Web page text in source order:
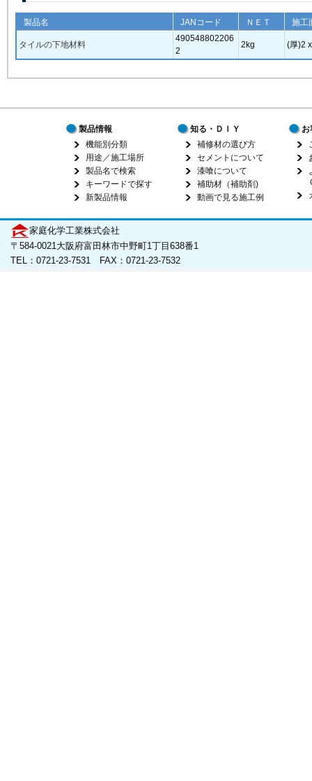
製品名 JANコード ＮＥＴ 施工
タイルの下地材料
490548802206
2
2kg (厚)2
製品情報
機能別分類
用途／施工場所
製品名で検索
キーワードで探す
新製品情報
知る・ＤＩＹ
補修材の選び方
セメントについて
漆喰について
補助材（補助剤)
動画で見る施工例
お
家庭化学工業株式会社
〒584-0021大阪府富田林市中野町1丁目638番1
TEL：0721-23-7531 FAX：0721-23-7532